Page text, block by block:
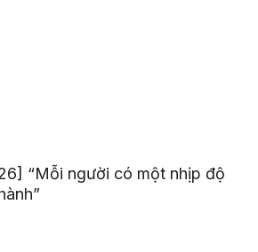
“Mỗi người có một nhịp độ